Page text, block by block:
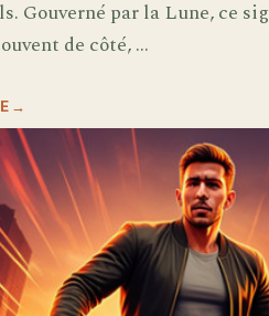
Gouverné par la Lune, ce
de côté, ...
→